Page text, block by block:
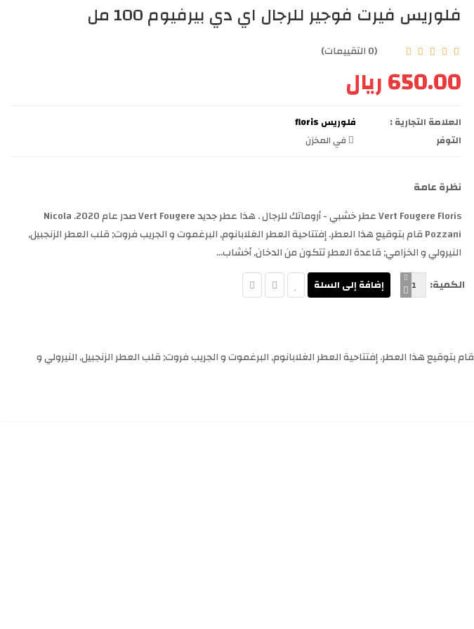
فلوريس فيرت فوجير للرجال اي دي بيرفيوم 100 مل
(0 التقييمات)
650.00 ريال
العلامة التجارية :
فلوريس floris
التوفر
في المخزن
نظرة عامة
Vert Fougere Floris عطر خشبي - أروماتك للرجال . هذا عطر جديد Vert Fougere صدر عام 2020. Nicola
Pozzani قام بتوقيع هذا العطر. إفتتاحية العطر الغلابانوم, البرغموت و الجريب فروت; قلب العطر الزنجبيل,
النيرولي و الخزامي; قاعدة العطر تتكون من الدخان, أخشاب...
الكمية:
Vert Fougere Floris عطر خشبي - أروماتك للرجال . هذا عطر جديد Vert Fougere صدر عام 2020. Nicola Pozzani قام بتوقيع هذا العطر. إفتتاحية العطر الغلابانوم, البرغموت و الجريب فروت; قلب العطر الزنجبيل, النيرولي و